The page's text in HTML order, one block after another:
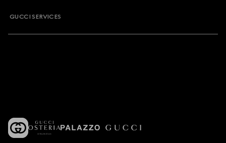
GUCCI SERVICES